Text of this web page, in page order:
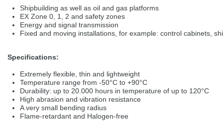
We have detected, that your browser prefers another language than the
selected one. This website is also available in Czech. Would you like to
switch to the Czech version?
Tato stránka je k dispozici i v češtině. Chcete přepnout na českou verzi?
Přepnout na českou verzi Zůstaňte v této verzi
Váš prohlížeč se zdá být v jiném jazyce, než je právě používaný jazyk. Tato
Shipbuilding as well as oil and gas platforms
EX Zone 0, 1, 2 and safety zones
Energy and signal transmission
Fixed and moving installations, for example: control cabinets,
Specifications:
Extremely flexible, thin and lightweight
Temperature range from -50°C to +90°C
Durability: up to 20.000 hours in temperature of up to 120°C
High abrasion and vibration resistance
A very small bending radius
Flame-retardant and Halogen-free